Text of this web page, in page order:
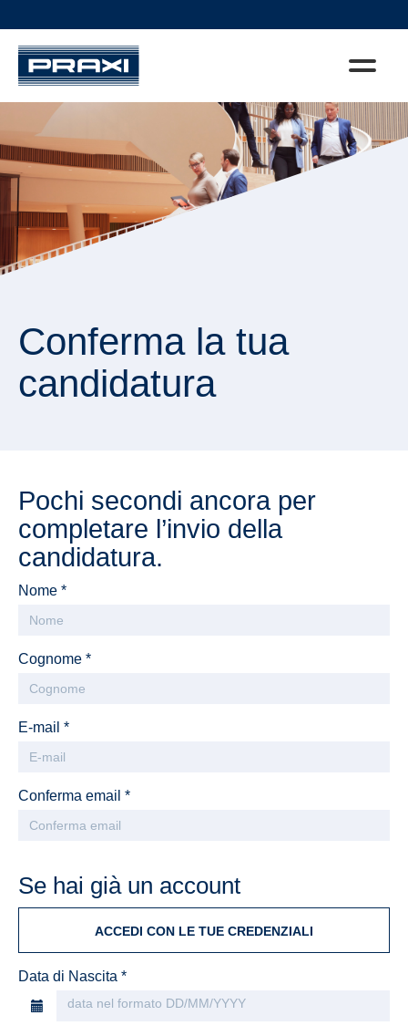
Conferma la tua
candidatura
Pochi secondi ancora per
completare l’invio della
candidatura.
Nome *
Cognome *
E-mail *
Conferma email *
Se hai già un account
ACCEDI CON LE TUE CREDENZIALI
Data di Nascita *